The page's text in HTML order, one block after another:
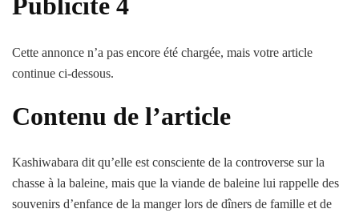
Publicité 4
Cette annonce n’a pas encore été chargée, mais votre article
continue ci-dessous.
Contenu de l’article
Kashiwabara dit qu’elle est consciente de la controverse sur la
chasse à la baleine, mais que la viande de baleine lui rappelle des
souvenirs d’enfance de la manger lors de dîners de famille et de